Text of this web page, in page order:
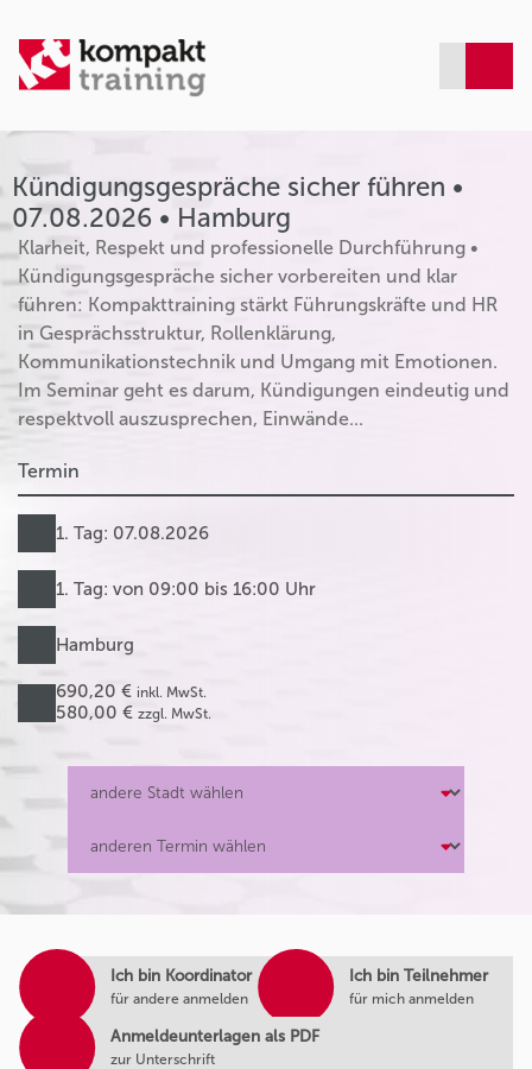
Kündigungsgespräche sicher führen •
07.08.2026 • Hamburg
Klarheit, Respekt und professionelle Durchführung •
Kündigungsgespräche sicher vorbereiten und klar
führen: Kompakttraining stärkt Führungskräfte und HR
in Gesprächsstruktur, Rollenklärung,
Kommunikationstechnik und Umgang mit Emotionen.
Im Seminar geht es darum, Kündigungen eindeutig und
respektvoll auszusprechen, Einwände...
Termin
1. Tag: 07.08.2026
1. Tag: von 09:00 bis 16:00 Uhr
Hamburg
690,20 € inkl. MwSt.
580,00 € zzgl. MwSt.
Ich bin Koordinator
für andere anmelden
Ich bin Teilnehmer
für mich anmelden
Anmeldeunterlagen als PDF
zur Unterschrift